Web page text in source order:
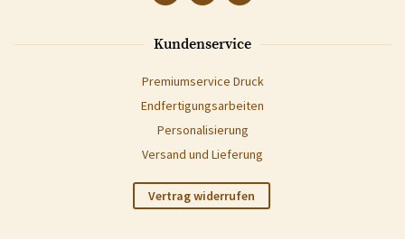
Kundenservice
Premiumservice Druck
Endfertigungsarbeiten
Personalisierung
Versand und Lieferung
Vertrag widerrufen